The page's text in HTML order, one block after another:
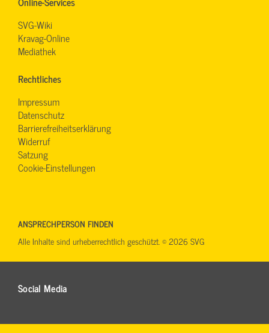
SVG-Wiki
Kravag-Online
Mediathek
Rechtliches
Impressum
Datenschutz
Barrierefreiheitserklärung
Widerruf
Satzung
Cookie-Einstellungen
Social Media
ANSPRECHPERSON FINDEN
Alle Inhalte sind urheberrechtlich geschützt. © 2026 SVG